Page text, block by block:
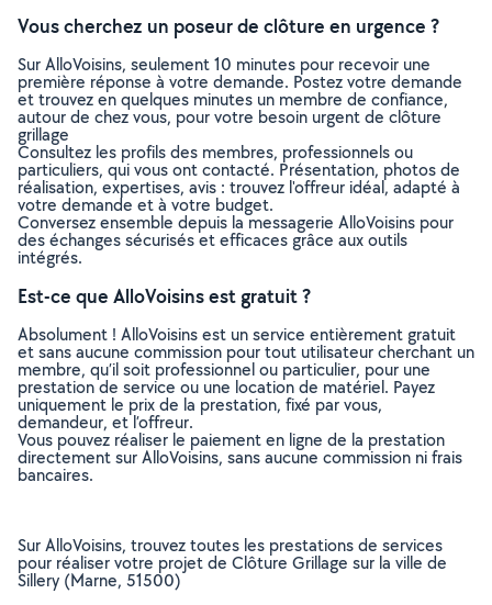
Vous cherchez un poseur de clôture en urgence ?
Sur AlloVoisins, seulement 10 minutes pour recevoir une
première réponse à votre demande. Postez votre demande
et trouvez en quelques minutes un membre de confiance,
autour de chez vous, pour votre besoin urgent de clôture
grillage
Consultez les profils des membres, professionnels ou
particuliers, qui vous ont contacté. Présentation, photos de
réalisation, expertises, avis : trouvez l'offreur idéal, adapté à
votre demande et à votre budget.
Conversez ensemble depuis la messagerie AlloVoisins pour
des échanges sécurisés et efficaces grâce aux outils
intégrés.
Est-ce que AlloVoisins est gratuit ?
Absolument ! AlloVoisins est un service entièrement gratuit
et sans aucune commission pour tout utilisateur cherchant un
membre, qu’il soit professionnel ou particulier, pour une
prestation de service ou une location de matériel. Payez
uniquement le prix de la prestation, fixé par vous,
demandeur, et l’offreur.
Vous pouvez réaliser le paiement en ligne de la prestation
directement sur AlloVoisins, sans aucune commission ni frais
bancaires.
Sur AlloVoisins, trouvez toutes les prestations de services
pour réaliser votre projet de Clôture Grillage sur la ville de
Sillery (Marne, 51500)